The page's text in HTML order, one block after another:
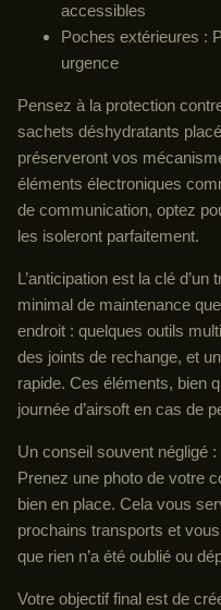
accessibles
Poches extérieures :
urgence
Pensez à la protection
sachets déshydratants
préserveront vos
éléments électroniques
de communication, optez
les isoleront parfaitement.
L’anticipation est la clé
minimal de maintenance
endroit : quelques outils
des joints de rechange, et
rapide. Ces éléments, bien
journée d’airsoft en cas de
Un conseil souvent négligé
Prenez une photo de votre
bien en place. Cela vous
prochains transports et
que rien n’a été oublié ou
Votre objectif final est de